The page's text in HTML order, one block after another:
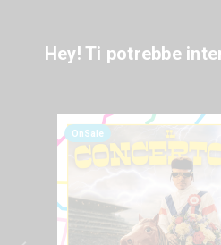
Hey! Ti potrebbe
OnSale